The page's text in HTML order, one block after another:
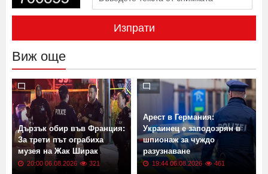
Изпрати
Виж още
Дързък обир във Франция:
За трети път ограбиха
музея на Жак Ширак
20:00 06.08.2026 321
Арест в Германия:
Украинец е заподозрян в
шпионаж за чуждо
разузнаване
19:44 06.08.2026 461